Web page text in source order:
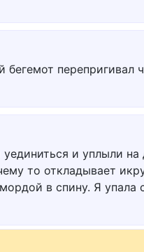
перепригивал
и уплыли
то откладывает
в спину. Я упала